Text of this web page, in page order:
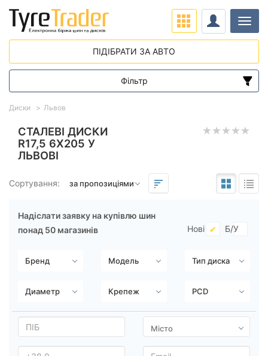
СТАЛЕВІ ДИСКИ
R17,5 6X205 У
ЛЬВОВІ
Сортування:
Надіслати заявку на купівлю шин
понад 50 магазинів
Нові Б/У
Диски Львов
ПІДІБРАТИ ЗА АВТО
Фільтр
Діапазон цін
від
Ступиця (dia)
від до